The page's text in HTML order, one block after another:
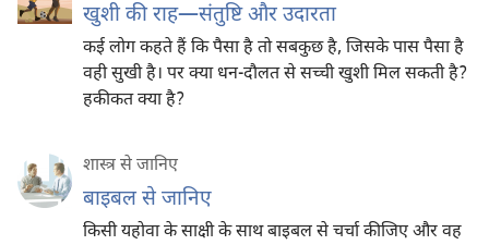
खुशी की राह​—संतुष्टि और उदारता
कई लोग कहते हैं कि पैसा है तो सबकुछ है, जिसके पास पैसा है
वही सुखी है। पर क्या धन-दौलत से सच्ची खुशी मिल सकती है?
हकीकत क्या है?
शास्त्र से जानिए
बाइबल से जानिए
किसी यहोवा के साक्षी के साथ बाइबल से चर्चा कीजिए और वह